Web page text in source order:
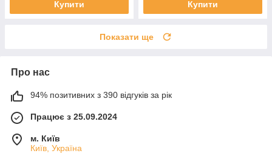
Купити Купити
Показати ще
Про нас
94% позитивних з 390 відгуків за рік
Працює з 25.09.2024
м. Київ
Київ, Україна